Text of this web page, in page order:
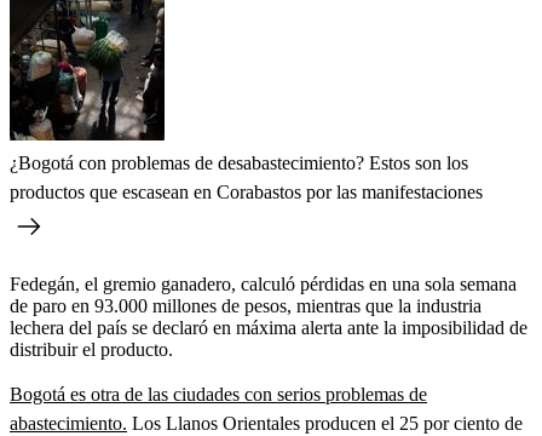
¿Bogotá con problemas de desabastecimiento? Estos son los
productos que escasean en Corabastos por las manifestaciones
Fedegán, el gremio ganadero, calculó pérdidas en una sola semana
de paro en 93.000 millones de pesos, mientras que la industria
lechera del país se declaró en máxima alerta ante la imposibilidad de
distribuir el producto.
Bogotá es otra de las ciudades con serios problemas de
abastecimiento. Los Llanos Orientales producen el 25 por ciento de